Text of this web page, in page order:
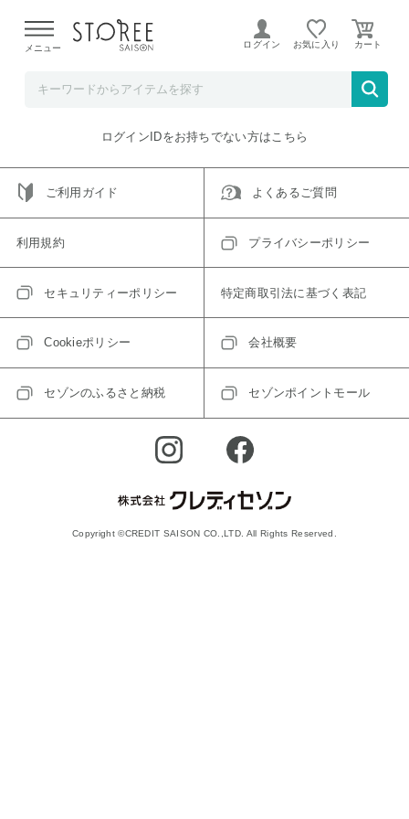
よる配送遅延が発生しております。
メニュー ログイン お気に入り
ご指定のアイテムは取り扱い終了、またはただいま取り扱い
トップへ戻る
ログインIDをお持ちでない方はこちら
ご利用ガイド よくあるご質問
利用規約 プライバシーポリシー
セキュリティーポリシー 特定商取引法に基づく表記
Cookieポリシー 会社概要
セゾンのふるさと納税 セゾンポイントモール
Copyright ©CREDIT SAISON CO.,LTD. All Rights Reserved.